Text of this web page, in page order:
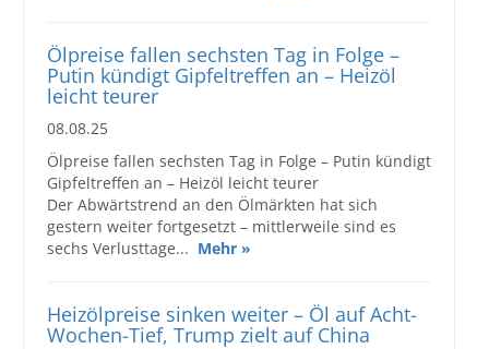
Ölpreise fallen sechsten Tag in Folge –
Putin kündigt Gipfeltreffen an – Heizöl
leicht teurer
08.08.25
Ölpreise fallen sechsten Tag in Folge – Putin kündigt
Gipfeltreffen an – Heizöl leicht teurer
Der Abwärtstrend an den Ölmärkten hat sich
gestern weiter fortgesetzt – mittlerweile sind es
sechs Verlusttage... Mehr »
Heizölpreise sinken weiter – Öl auf Acht-
Wochen-Tief, Trump zielt auf China